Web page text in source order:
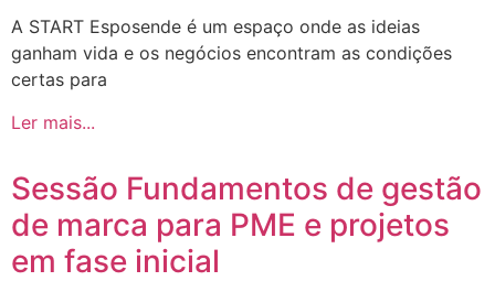
A START Esposende é um espaço onde as ideias
ganham vida e os negócios encontram as condições
certas para
Ler mais...
Sessão Fundamentos de gestão
de marca para PME e projetos
em fase inicial